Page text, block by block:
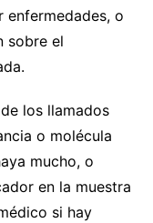
enfermedades, o
sobre el
los llamados
o molécula
mucho, o
en la muestra
si hay